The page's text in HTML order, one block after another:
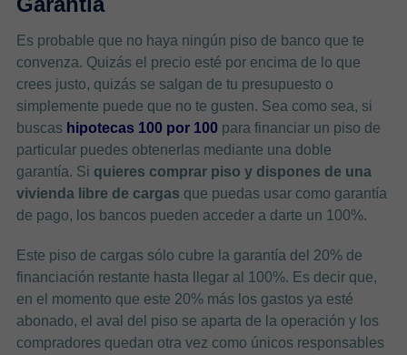
Es probable que no haya ningún piso de banco que te
convenza. Quizás el precio esté por encima de lo que
crees justo, quizás se salgan de tu presupuesto o
simplemente puede que no te gusten. Sea como sea, si
buscas hipotecas 100 por 100 para financiar un piso de
particular puedes obtenerlas mediante una doble
garantía. Si quieres comprar piso y dispones de una
vivienda libre de cargas que puedas usar como garantía
de pago, los bancos pueden acceder a darte un 100%.
Este piso de cargas sólo cubre la garantía del 20% de
financiación restante hasta llegar al 100%. Es decir que,
en el momento que este 20% más los gastos ya esté
abonado, el aval del piso se aparta de la operación y los
compradores quedan otra vez como únicos responsables